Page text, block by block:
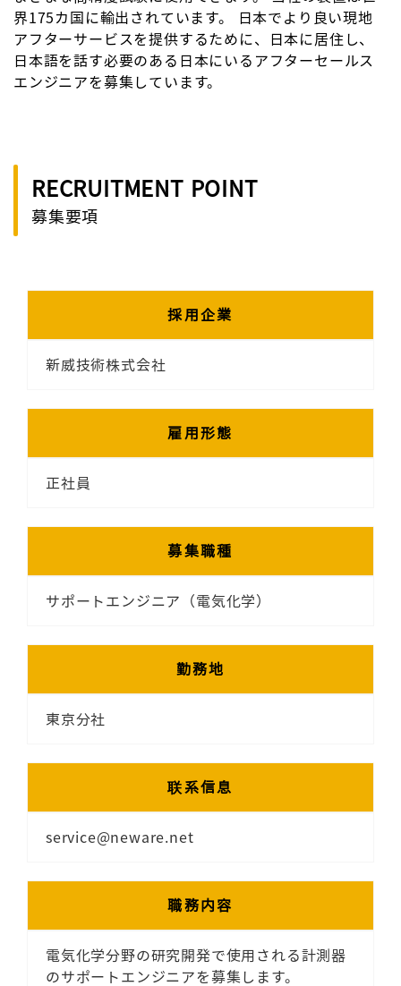
界175カ国に輸出されています。 日本でより良い現地
アフターサービスを提供するために、日本に居住し、
日本語を話す必要のある日本にいるアフターセールス
エンジニアを募集しています。
RECRUITMENT POINT
募集要項
採用企業
新威技術株式会社
雇用形態
正社員
募集職種
サポートエンジニア（電気化学）
勤務地
東京分社
联系信息
service@neware.net
職務内容
電気化学分野の研究開発で使用される計測器
のサポートエンジニアを募集します。